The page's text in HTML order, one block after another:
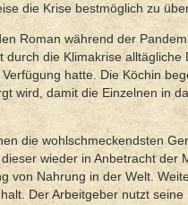
die Krise bestmöglich zu
Roman während der
durch die Klimakrise
hatte. Die Köchin
wird, damit die Einzelnen in
die wohlschmeckendsten
wieder in Anbetracht
von Nahrung in der Welt.
Der Arbeitgeber nutzt